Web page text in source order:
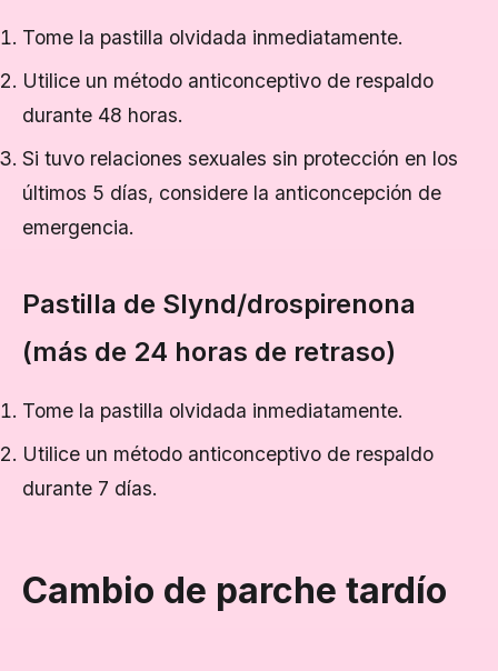
Tome la pastilla olvidada inmediatamente.
Utilice un método anticonceptivo de respaldo
durante 48 horas.
Si tuvo relaciones sexuales sin protección en los
últimos 5 días, considere la anticoncepción de
emergencia.
Pastilla de Slynd/drospirenona
(más de 24 horas de retraso)
Tome la pastilla olvidada inmediatamente.
Utilice un método anticonceptivo de respaldo
durante 7 días.
Cambio de parche tardío